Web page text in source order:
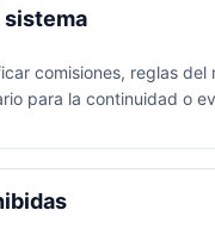
comisiones, reglas
para la continuidad o